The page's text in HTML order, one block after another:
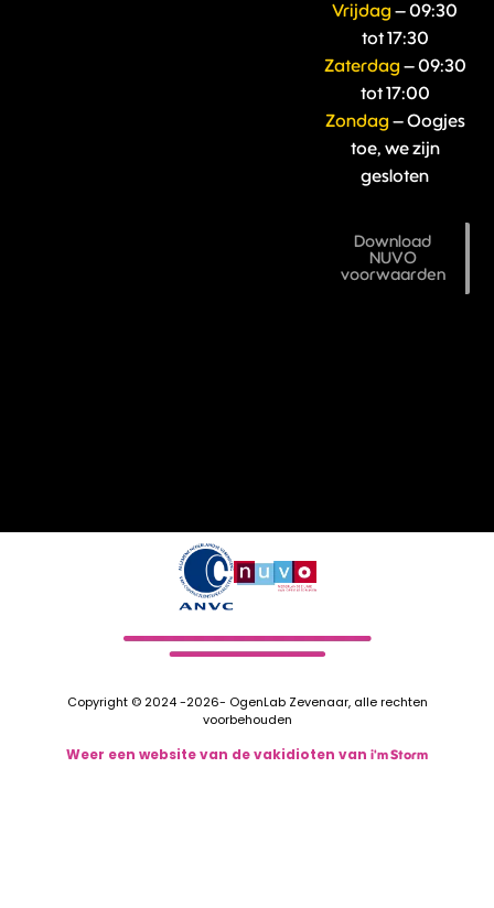
Vrijdag– 09:30
tot 17:30
Zaterdag – 09:30
tot 17:00
Zondag – Oogjes
toe, we zijn
gesloten
Download
NUVO
voorwaarden
Copyright © 2024 -2026- OgenLab Zevenaar, alle rechten
voorbehouden
Weer een website van de vakidioten van i'm Storm